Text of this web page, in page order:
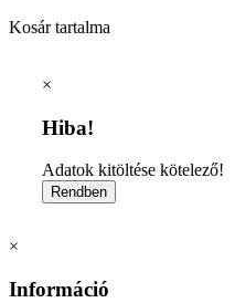
Kosár tartalma
×
Hiba!
Adatok kitöltése kötelező!
×
Információ